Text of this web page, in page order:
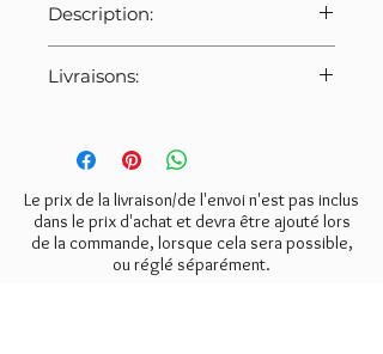
Description:
Décor oranges et feuillage sur
propre. Pas de clé.
Dimensions: largeur 22cm,
profondeur 14cm, hauteur 8,5cm.
Livraisons:
- Colissimo avec suivi: 10€
- Mondial Relay: 8€
- retrait gratuit à l'atelier à
Valmondois (95)
Le prix de la livraison/de l'envoi n'est pas inclus
dans le prix d'achat et devra être ajouté lors
de la commande, lorsque cela sera possible,
ou réglé séparément.